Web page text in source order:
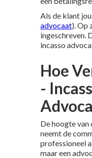
Als de klant
advocaat). Op
ingeschreven.
incasso
Hoe
-
De hoogte
neemt de
professioneel
maar een